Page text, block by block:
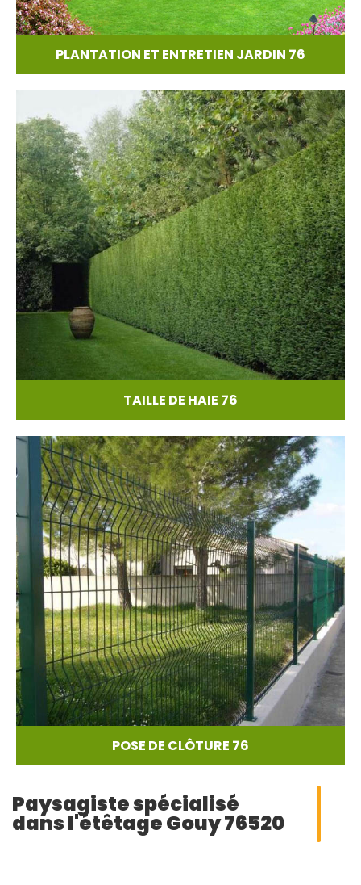
PLANTATION ET ENTRETIEN JARDIN 76
TAILLE DE HAIE 76
POSE DE CLÔTURE 76
Paysagiste spécialisé
dans l'étêtage Gouy 76520